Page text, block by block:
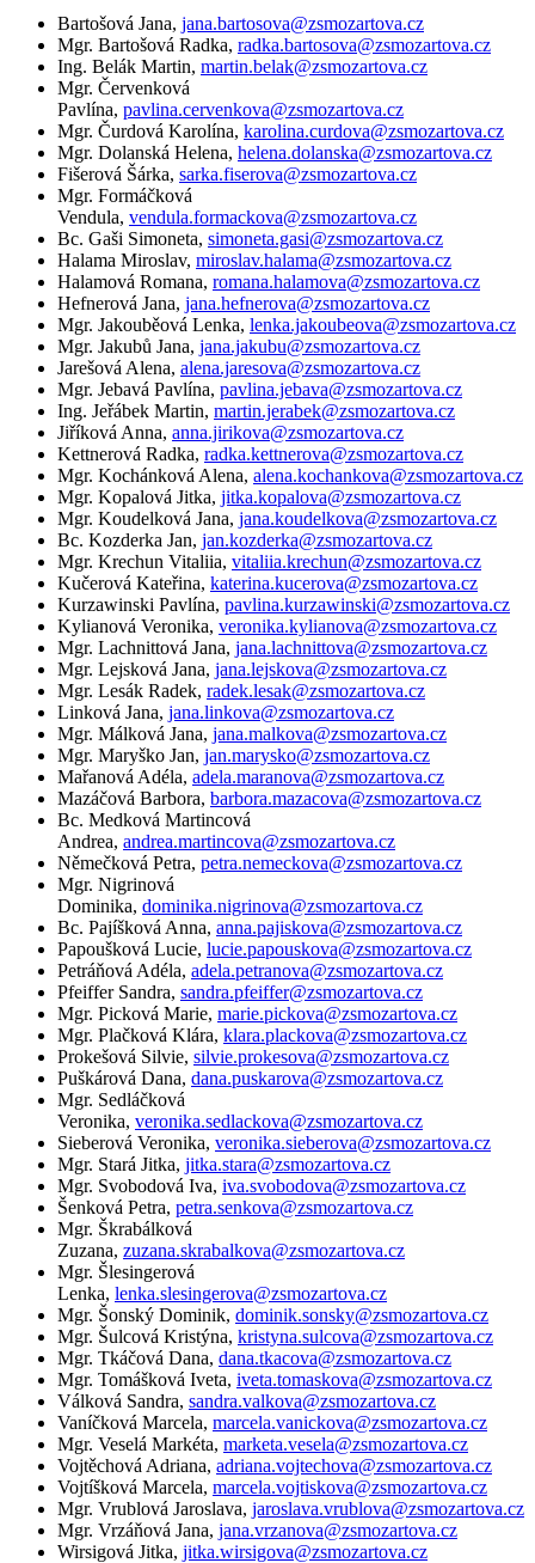
Bartošová Jana, jana.bartosova@zsmozartova.cz
Mgr. Bartošová Radka, radka.bartosova@zsmozartova.cz
Ing. Belák Martin, martin.belak@zsmozartova.cz
Mgr. Červenková
Pavlína, pavlina.cervenkova@zsmozartova.cz
Mgr. Čurdová Karolína, karolina.curdova@zsmozartova.cz
Mgr. Dolanská Helena, helena.dolanska@zsmozartova.cz
Fišerová Šárka, sarka.fiserova@zsmozartova.cz
Mgr. Formáčková
Vendula, vendula.formackova@zsmozartova.cz
Bc. Gaši Simoneta, simoneta.gasi@zsmozartova.cz
Halama Miroslav, miroslav.halama@zsmozartova.cz
Halamová Romana, romana.halamova@zsmozartova.cz
Hefnerová Jana, jana.hefnerova@zsmozartova.cz
Mgr. Jakouběová Lenka, lenka.jakoubeova@zsmozartova.cz
Mgr. Jakubů Jana, jana.jakubu@zsmozartova.cz
Jarešová Alena, alena.jaresova@zsmozartova.cz
Mgr. Jebavá Pavlína, pavlina.jebava@zsmozartova.cz
Ing. Jeřábek Martin, martin.jerabek@zsmozartova.cz
Jiříková Anna, anna.jirikova@zsmozartova.cz
Kettnerová Radka, radka.kettnerova@zsmozartova.cz
Mgr. Kochánková Alena, alena.kochankova@zsmozartova.cz
Mgr. Kopalová Jitka, jitka.kopalova@zsmozartova.cz
Mgr. Koudelková Jana, jana.koudelkova@zsmozartova.cz
Bc. Kozderka Jan, jan.kozderka@zsmozartova.cz
Mgr. Krechun Vitaliia, vitaliia.krechun@zsmozartova.cz
Kučerová Kateřina, katerina.kucerova@zsmozartova.cz
Kurzawinski Pavlína, pavlina.kurzawinski@zsmozartova.cz
Kylianová Veronika, veronika.kylianova@zsmozartova.cz
Mgr. Lachnittová Jana, jana.lachnittova@zsmozartova.cz
Mgr. Lejsková Jana, jana.lejskova@zsmozartova.cz
Mgr. Lesák Radek, radek.lesak@zsmozartova.cz
Linková Jana, jana.linkova@zsmozartova.cz
Mgr. Málková Jana, jana.malkova@zsmozartova.cz
Mgr. Maryško Jan, jan.marysko@zsmozartova.cz
Mařanová Adéla, adela.maranova@zsmozartova.cz
Mazáčová Barbora, barbora.mazacova@zsmozartova.cz
Bc. Medková Martincová
Andrea, andrea.martincova@zsmozartova.cz
Němečková Petra, petra.nemeckova@zsmozartova.cz
Mgr. Nigrinová
Dominika, dominika.nigrinova@zsmozartova.cz
Bc. Pajíšková Anna, anna.pajiskova@zsmozartova.cz
Papoušková Lucie, lucie.papouskova@zsmozartova.cz
Petráňová Adéla, adela.petranova@zsmozartova.cz
Pfeiffer Sandra, sandra.pfeiffer@zsmozartova.cz
Mgr. Picková Marie, marie.pickova@zsmozartova.cz
Mgr. Plačková Klára, klara.plackova@zsmozartova.cz
Prokešová Silvie, silvie.prokesova@zsmozartova.cz
Puškárová Dana, dana.puskarova@zsmozartova.cz
Mgr. Sedláčková
Veronika, veronika.sedlackova@zsmozartova.cz
Sieberová Veronika, veronika.sieberova@zsmozartova.cz
Mgr. Stará Jitka, jitka.stara@zsmozartova.cz
Mgr. Svobodová Iva, iva.svobodova@zsmozartova.cz
Šenková Petra, petra.senkova@zsmozartova.cz
Mgr. Škrabálková
Zuzana, zuzana.skrabalkova@zsmozartova.cz
Mgr. Šlesingerová
Lenka, lenka.slesingerova@zsmozartova.cz
Mgr. Šonský Dominik, dominik.sonsky@zsmozartova.cz
Mgr. Šulcová Kristýna, kristyna.sulcova@zsmozartova.cz
Mgr. Tkáčová Dana, dana.tkacova@zsmozartova.cz
Mgr. Tomášková Iveta, iveta.tomaskova@zsmozartova.cz
Válková Sandra, sandra.valkova@zsmozartova.cz
Vaníčková Marcela, marcela.vanickova@zsmozartova.cz
Mgr. Veselá Markéta, marketa.vesela@zsmozartova.cz
Vojtěchová Adriana, adriana.vojtechova@zsmozartova.cz
Vojtíšková Marcela, marcela.vojtiskova@zsmozartova.cz
Mgr. Vrublová Jaroslava, jaroslava.vrublova@zsmozartova.cz
Mgr. Vrzáňová Jana, jana.vrzanova@zsmozartova.cz
Wirsigová Jitka, jitka.wirsigova@zsmozartova.cz